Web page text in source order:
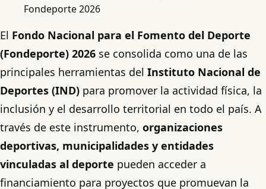
Fondeporte 2026
El Fondo Nacional para el Fomento del Deporte
(Fondeporte) 2026 se consolida como una de las
principales herramientas del Instituto Nacional de
Deportes (IND) para promover la actividad física, la
inclusión y el desarrollo territorial en todo el país. A
través de este instrumento, organizaciones
deportivas, municipalidades y entidades
vinculadas al deporte pueden acceder a
financiamiento para proyectos que promuevan la